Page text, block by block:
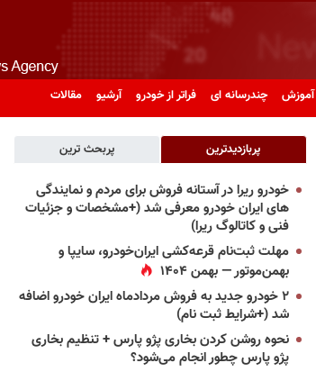
آموزش چندرسانه ای فراتر از خودرو آرشیو مقالات
پربازدیدترین پربحث ترین
خودرو ریرا در آستانه فروش برای مردم و نمایندگی
های ایران خودرو معرفی شد (+مشخصات و جزئیات
فنی و کاتالوگ ریرا)
مهلت ثبت‌نام قرعه‌کشی ایران‌خودرو، سایپا و
بهمن‌موتور — بهمن ۱۴۰۴
۲ خودرو جدید به فروش مردادماه ایران خودرو اضافه
شد (+شرایط ثبت نام)
نحوه روشن کردن بخاری پژو پارس + تنظیم بخاری
پژو پارس چطور انجام می‌شود؟